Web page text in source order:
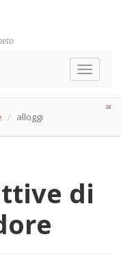
Toggle
alloggi
di